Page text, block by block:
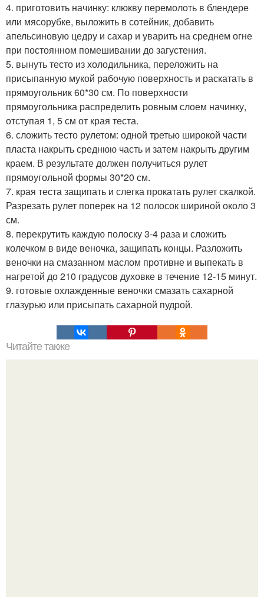
4. приготовить начинку: клюкву перемолоть в блендере
или мясорубке, выложить в сотейник, добавить
апельсиновую цедру и сахар и уварить на среднем огне
при постоянном помешивании до загустения.
5. вынуть тесто из холодильника, переложить на
присыпанную мукой рабочую поверхность и раскатать в
прямоугольник 60*30 см. По поверхности
прямоугольника распределить ровным слоем начинку,
отступая 1, 5 см от края теста.
6. сложить тесто рулетом: одной третью широкой части
пласта накрыть среднюю часть и затем накрыть другим
краем. В результате должен получиться рулет
прямоугольной формы 30*20 см.
7. края теста защипать и слегка прокатать рулет скалкой.
Разрезать рулет поперек на 12 полосок шириной около 3
см.
8. перекрутить каждую полоску 3-4 раза и сложить
колечком в виде веночка, защипать концы. Разложить
веночки на смазанном маслом противне и выпекать в
нагретой до 210 градусов духовке в течение 12-15 минут.
9. готовые охлажденные веночки смазать сахарной
глазурью или присыпать сахарной пудрой.
Читайте также